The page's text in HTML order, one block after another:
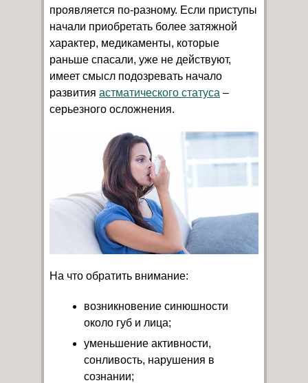
проявляется по-разному. Если приступы
начали приобретать более затяжной
характер, медикаменты, которые
раньше спасали, уже не действуют,
имеет смысл подозревать начало
развития астматического статуса –
серьезного осложнения.
На что обратить внимание:
возникновение синюшности
около губ и лица;
уменьшение активности,
сонливость, нарушения в
сознании;